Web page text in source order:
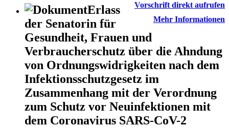
Vorschrift direkt aufrufen
Mehr Informationen
Erlass
der Senatorin für
Gesundheit, Frauen und
Verbraucherschutz über die Ahndung
von Ordnungswidrigkeiten nach dem
Infektionsschutzgesetz im
Zusammenhang mit der Verordnung
zum Schutz vor Neuinfektionen mit
dem Coronavirus SARS-CoV-2